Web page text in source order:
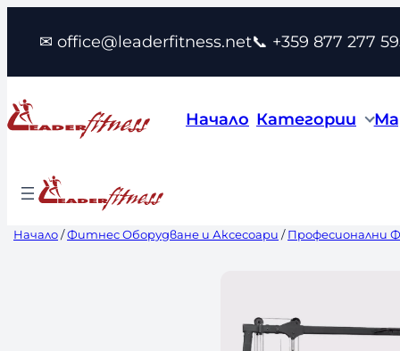
съдържанието
✉ office@leaderfitness.net📞 +359 877 277
Начало Категории
Начало/Фитнес Оборудване и Аксесоари /Професионални